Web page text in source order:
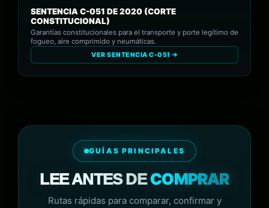
SENTENCIA C-051 DE 2020 (CORTE
CONSTITUCIONAL)
Garantías constitucionales para el transporte y porte legítimo de
fogueo, aire comprimido y neumáticas.
VER SENTENCIA C-051 ➔
GUÍAS PRINCIPALES
LEE ANTES DECOMPRAR
Rutas rápidas para comparar, confirmar y